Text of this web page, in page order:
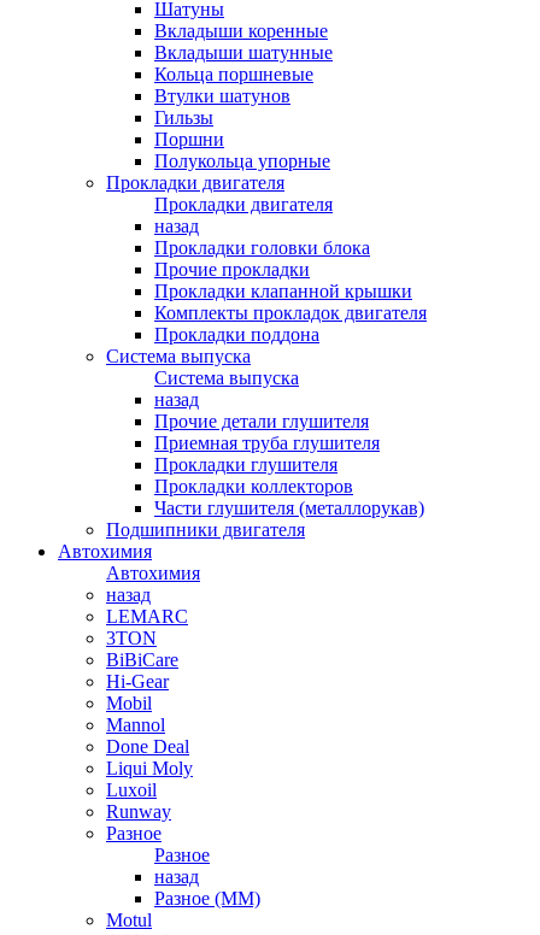
Шатуны
Вкладыши коренные
Вкладыши шатунные
Кольца поршневые
Втулки шатунов
Гильзы
Поршни
Полукольца упорные
Прокладки двигателя
Прокладки двигателя
назад
Прокладки головки блока
Прочие прокладки
Прокладки клапанной крышки
Комплекты прокладок двигателя
Прокладки поддона
Система выпуска
Система выпуска
назад
Прочие детали глушителя
Приемная труба глушителя
Прокладки глушителя
Прокладки коллекторов
Части глушителя (металлорукав)
Подшипники двигателя
Автохимия
Автохимия
назад
LEMARC
3TON
BiBiCare
Hi-Gear
Mobil
Mannol
Done Deal
Liqui Moly
Luxoil
Runway
Разное
Разное
назад
Разное (ММ)
Motul